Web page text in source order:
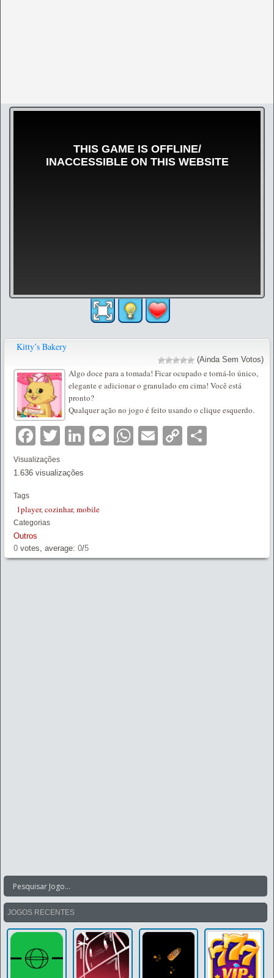
Kitty’s Bakery
(Ainda Sem Votos)
Algo doce para a tomada! Ficar ocupado e torná-lo único,
elegante e adicionar o granulado em cima! Você está
pronto?
Qualquer ação no jogo é feito usando o clique esquerdo.
Facebook
TwitterLinkedIn
Messenger
WhatsApp
EmailCopy
Visualizações
1.636 visualizações
Tags
1player,cozinhar,mobile
Categorias
Outros
0 votes, average: 0/5
JOGOS RECENTES